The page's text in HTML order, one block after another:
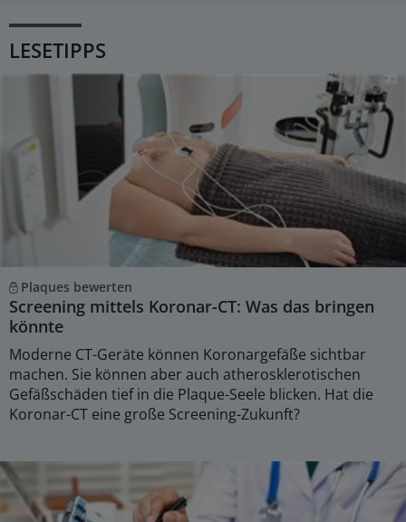
LESETIPPS
Plaques bewerten
Screening mittels Koronar-CT: Was das bringen
könnte
Moderne CT-Geräte können Koronargefäße sichtbar
machen. Sie können aber auch atherosklerotischen
Gefäßschäden tief in die Plaque-Seele blicken. Hat die
Koronar-CT eine große Screening-Zukunft?